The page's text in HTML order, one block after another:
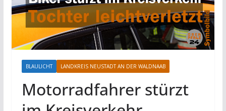
BLAULICHT LANDKREIS NEUSTADT AN DER WALDNAAB
Motorradfahrer stürzt